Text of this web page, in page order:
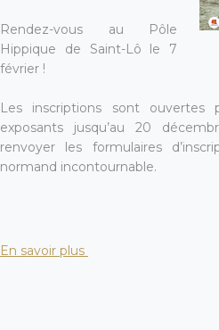
Rendez-vous au Pôle
Hippique de Saint-Lô le 7
février !
Les inscriptions sont
exposants jusqu’au 20
renvoyer les formulaires
normand incontournable.
En savoir plus